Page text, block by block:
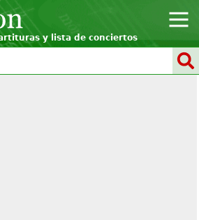
y lista de conciertos